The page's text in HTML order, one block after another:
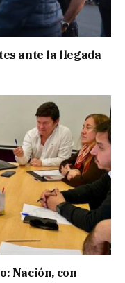
ante la llegada
Nación, con